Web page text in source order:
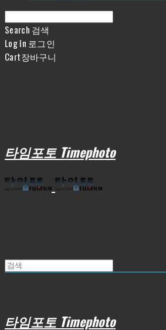
Search 검색
Log In 로그인
Cart장바구니
타임포토 Timephoto
타임포토 Timephoto